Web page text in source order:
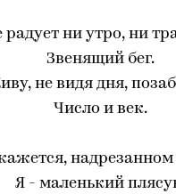
радует ни утро, ни
Звенящий бег.
не видя дня,
Число и век.
надрезанном
Я - маленький